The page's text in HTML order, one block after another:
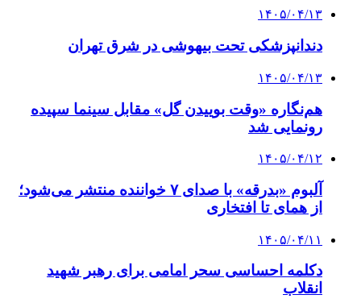
۱۴۰۵/۰۴/۱۳
دندانپزشکی تحت بیهوشی در شرق تهران
۱۴۰۵/۰۴/۱۳
هم‌نگاره «وقت بوییدن گل» مقابل سینما سپیده
رونمایی شد
۱۴۰۵/۰۴/۱۲
آلبوم «بدرقه» با صدای ۷ خواننده منتشر می‌شود؛
از همای تا افتخاری
۱۴۰۵/۰۴/۱۱
دکلمه‌ احساسی سحر امامی برای رهبر شهید
انقلاب